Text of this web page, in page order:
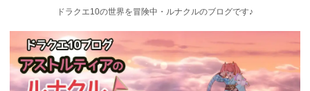
ドラクエ10の世界を冒険中・ルナクルのブログです♪